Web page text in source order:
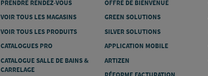
PRENDRE RENDEZ-VOUS
VOIR TOUS LES MAGASINS
VOIR TOUS LES PRODUITS
CATALOGUES PRO
CATALOGUE SALLE DE BAINS &
CARRELAGE
OFFRE DE BIENVENUE
GREEN SOLUTIONS
SILVER SOLUTIONS
APPLICATION MOBILE
ARTIZEN